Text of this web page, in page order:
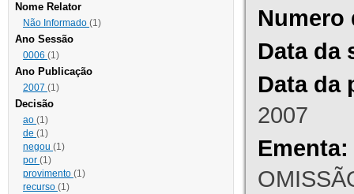
Nome Relator
Não Informado (1)
Ano Sessão
0006 (1)
Ano Publicação
2007 (1)
Decisão
ao (1)
de (1)
negou (1)
por (1)
provimento (1)
recurso (1)
Numero
Data da
Data da
2007
Ementa: